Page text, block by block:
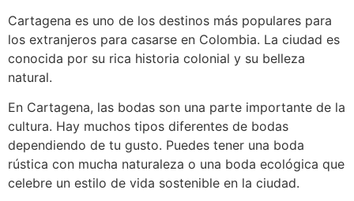
Cartagena es uno de los destinos más populares para
los extranjeros para casarse en Colombia. La ciudad es
conocida por su rica historia colonial y su belleza
natural.
En Cartagena, las bodas son una parte importante de la
cultura. Hay muchos tipos diferentes de bodas
dependiendo de tu gusto. Puedes tener una boda
rústica con mucha naturaleza o una boda ecológica que
celebre un estilo de vida sostenible en la ciudad.